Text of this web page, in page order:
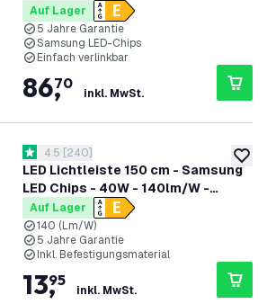
- 130 lm/W - 6500K - Verlinkbar - 5
Jahre Garantie
Auf Lager
5 Jahre Garantie
Samsung LED-Chips
Einfach verlinkbar
86,
70
inkl. MwSt.
zur
LED Lichtleiste 150 cm - Samsung
LED Chips - 40W - 140lm/W -
6500K - 5 Jahre Garantie
Bewertungsbereich öffnen
4.5 Bewertungssterne
4.5 [240]
Auf Lager
140 (Lm/W)
5 Jahre Garantie
Inkl. Befestigungsmaterial
13,
95
inkl. MwSt.